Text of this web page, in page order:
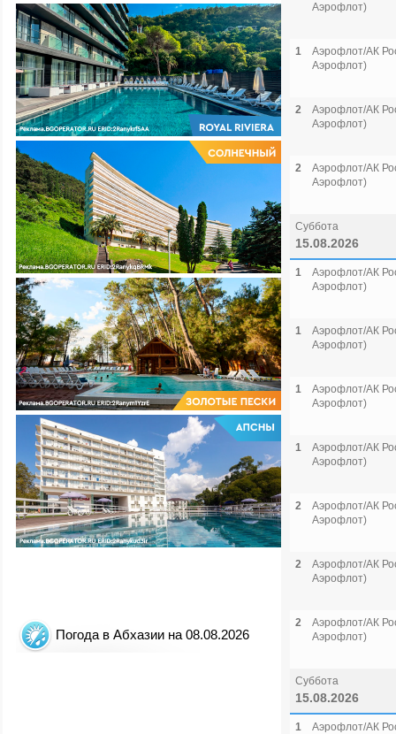
Погода в Абхазии на 08.08.2026
Аэрофлот)
1
Аэрофлот/АК
Аэрофлот)
2
Аэрофлот/АК
Аэрофлот)
2
Аэрофлот/АК
Аэрофлот)
Суббота
15.08.2026
1
Аэрофлот/АК
Аэрофлот)
1
Аэрофлот/АК
Аэрофлот)
1
Аэрофлот/АК
Аэрофлот)
1
Аэрофлот/АК
Аэрофлот)
2
Аэрофлот/АК
Аэрофлот)
2
Аэрофлот/АК
Аэрофлот)
2
Аэрофлот/АК
Аэрофлот)
Суббота
15.08.2026
1
Аэрофлот/АК